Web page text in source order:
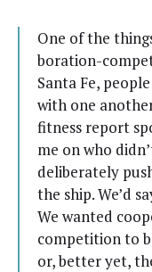
One of the
bo­ra­ti­on-
San­ta Fe,
with one
fit­ness report
me on who
deli­bera­te­ly
the ship. We’d
We wan­ted
com­pe­ti­ti­on to
or, bet­ter yet,